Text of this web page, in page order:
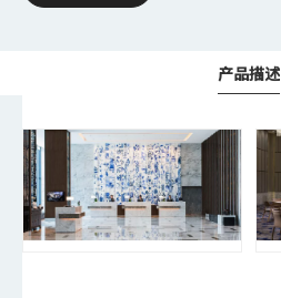
产品描述